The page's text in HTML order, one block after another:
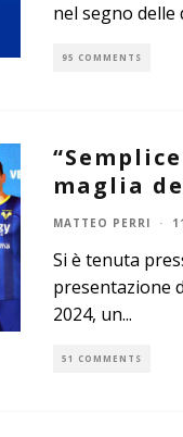
nel segno
95 COMMENTS
maglia
MATTEO PERRI ·
Si è tenuta
presentazione
2024, un...
51 COMMENTS